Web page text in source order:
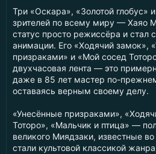
Три «Оскара», «Золотой глобус»
зрителей по всему миру — Хаяо
статус просто режиссёра и стал
анимации. Его «Ходячий замок»,
призраками» и «Мой сосед
двухчасовая лента — это
даже в 85 лет мастер по-
оставаясь верным своему делу.
«Унесённые призраками»,
Тоторо», «Мальчик и птица» —
великого Миядзаки, известные
стали культовой классикой